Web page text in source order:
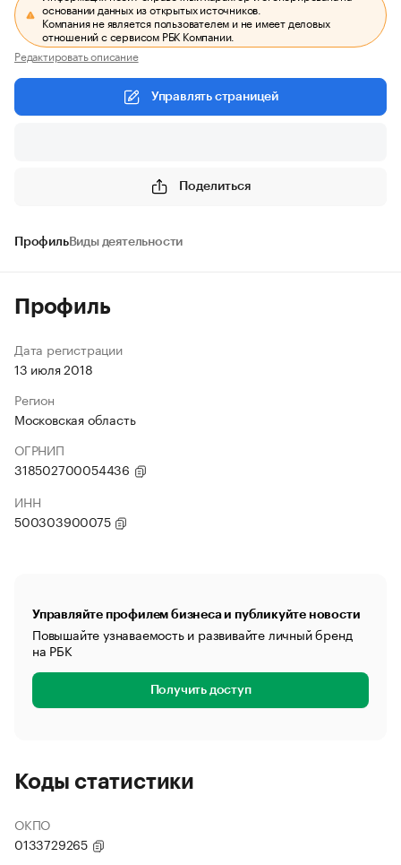
основании данных из открытых источников.
Компания не является пользователем и не имеет деловых
отношений с сервисом РБК Компании.
Редактировать описание
Управлять страницей
Поделиться
ПрофильВиды деятельности
Профиль
Дата регистрации
13 июля 2018
Регион
Московская область
ОГРНИП
318502700054436
ИНН
500303900075
Управляйте профилем бизнеса и публикуйте новости
Повышайте узнаваемость и развивайте личный бренд
на РБК
Получить доступ
Коды статистики
ОКПО
0133729265